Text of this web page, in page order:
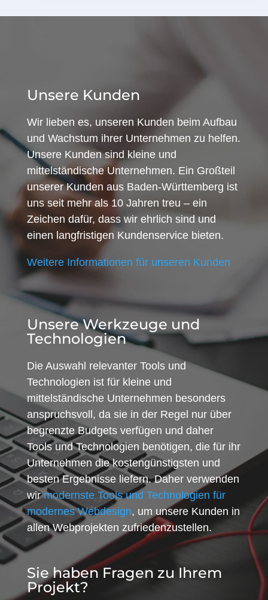
Unsere Kunden
Wir lieben es, unseren Kunden beim Aufbau
und Wachstum ihrer Unternehmen zu helfen.
Unsere Kunden sind kleine und
mittelständische Unternehmen. Ein Großteil
unserer Kunden aus Baden-Württemberg ist
uns seit mehr als 10 Jahren treu – ein
Zeichen dafür, dass wir ehrlich sind und
einen langfristigen Kundenservice bieten.
Weitere Informationen für unseren Kunden
Unsere Werkzeuge und
Technologien
Die Auswahl relevanter Tools und
Technologien ist für kleine und
mittelständische Unternehmen besonders
anspruchsvoll, da sie in der Regel nur über
begrenzte Budgets verfügen und daher
Tools und Technologien benötigen, die für ihr
Unternehmen die kostengünstigsten und
besten Ergebnisse liefern. Daher verwenden
wirmodernste Tools und Technologien für
modernes Webdesign, um unsere Kunden in
allen Webprojekten zufriedenzustellen.
Sie haben Fragen zu Ihrem
Projekt?